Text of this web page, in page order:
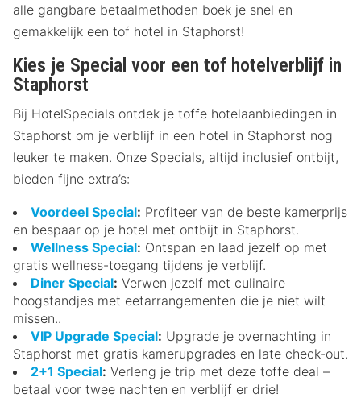
alle gangbare betaalmethoden boek je snel en
gemakkelijk een tof hotel in Staphorst!
Kies je Special voor een tof hotelverblijf in
Staphorst
Bij HotelSpecials ontdek je toffe hotelaanbiedingen in
Staphorst om je verblijf in een hotel in Staphorst nog
leuker te maken. Onze Specials, altijd inclusief ontbijt,
bieden fijne extra’s:
Voordeel Special: Profiteer van de beste kamerprijs
en bespaar op je hotel met ontbijt in Staphorst.
Wellness Special: Ontspan en laad jezelf op met
gratis wellness-toegang tijdens je verblijf.
Diner Special: Verwen jezelf met culinaire
hoogstandjes met eetarrangementen die je niet wilt
missen..
VIP Upgrade Special: Upgrade je overnachting in
Staphorst met gratis kamerupgrades en late check-out.
2+1 Special: Verleng je trip met deze toffe deal –
betaal voor twee nachten en verblijf er drie!